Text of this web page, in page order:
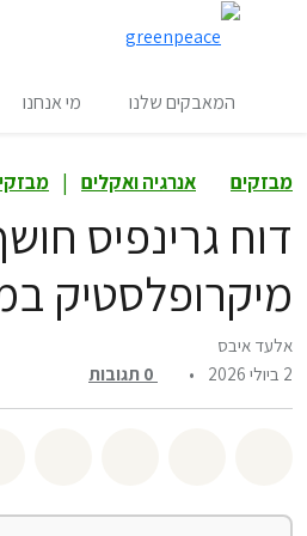
המאבקים שלנו מי אנחנו
מבזקים אנרגיה ואקלים |
דוח גרינפיס
מיקרופלסטיק
אלעד איבס
2 ביולי 2026
•
0 תגובות